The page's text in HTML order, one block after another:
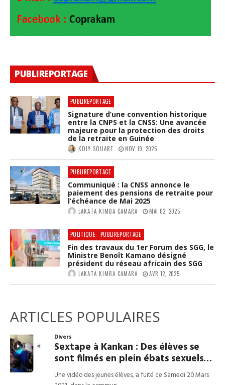
PUBLIREPORTAGE
PUBLIREPORTAGE
Signature d’une convention historique
entre la CNPS et la CNSS: Une avancée
majeure pour la protection des droits
de la retraite en Guinée
KOLY SOUARE NOV 19, 2025
PUBLIREPORTAGE
Communiqué : la CNSS annonce le
paiement des pensions de retraite pour
l’échéance de Mai 2025
LAKATA KIMBA CAMARA MAI 02, 2025
POLITIQUE PUBLIREPORTAGE
Fin des travaux du 1er Forum des SGG, le
Ministre Benoît Kamano désigné
président du réseau africain des SGG
LAKATA KIMBA CAMARA AVR 12, 2025
ARTICLES POPULAIRES